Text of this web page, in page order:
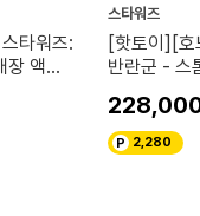
타워즈:
장 액션
스타워즈
[핫토이][호
반란군 - 스
2,280